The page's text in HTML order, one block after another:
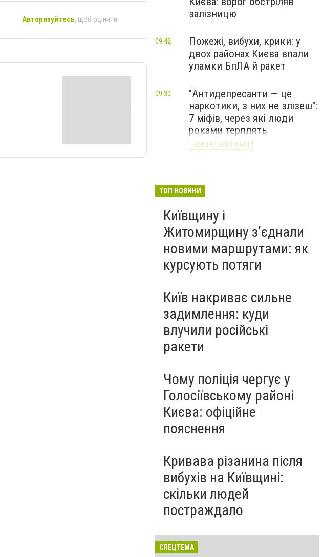
Авторизуйтесь, щоб оцінити
залізницю
Пожежі, вибухи, крики: у
двох районах Києва впали
уламки БпЛА й ракет
09:42
"Антидепресанти — це
наркотики, з них не злізеш":
7 міфів, через які люди
роками терплять
НОВИНИ КОМПАНІЙ
09:30
ТОП НОВИНИ
Київщину і
Житомирщину з’єднали
новими маршрутами: як
курсують потяги
Київ накриває сильне
задимлення: куди
влучили російські
ракети
Чому поліція чергує у
Голосіївському районі
Києва: офіційне
пояснення
Кривава різанина після
вибухів на Київщині:
скільки людей
постраждало
СПЕЦТЕМА